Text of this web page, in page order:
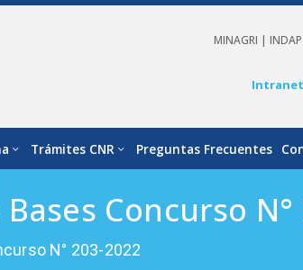
MINAGRI |
Intranet
Trámites CNR Preguntas Frecuentes
Concurso N°
N° 203-2022